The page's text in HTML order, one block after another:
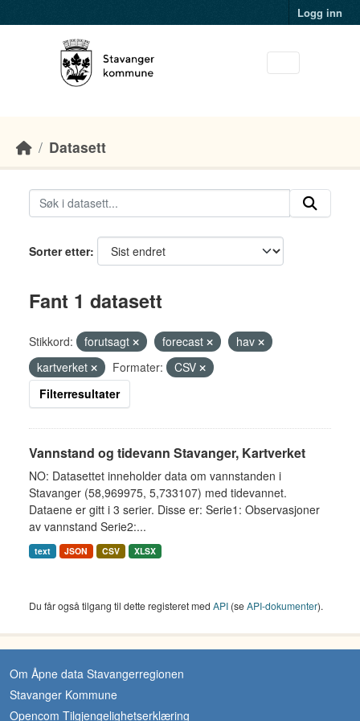
Logg inn
Datasett
Sorter etter
Fant 1 datasett
Stikkord: forutsagt forecast
hav
kartverket
Formater:
CSV
Filterresultater
Vannstand og tidevann Stavanger, Kartverket
NO: Datasettet inneholder data om vannstanden i
Stavanger (58,969975, 5,733107) med tidevannet.
Dataene er gitt i 3 serier. Disse er: Serie1: Observasjoner
av vannstand Serie2:...
text JSON CSV XLSX
Du får også tilgang til dette registeret med API (seAPI-dokumenter).
Om Åpne data Stavangerregionen
Stavanger Kommune
Opencom Tilgjengelighetserklæring